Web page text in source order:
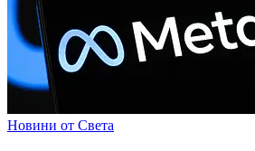
Новини от Света